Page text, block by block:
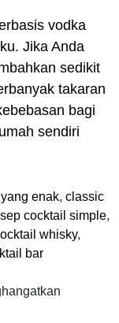
vodka
Jika Anda
sedikit
takaran
bagi
sendiri
enak, classic
cocktail simple,
whisky,
bar